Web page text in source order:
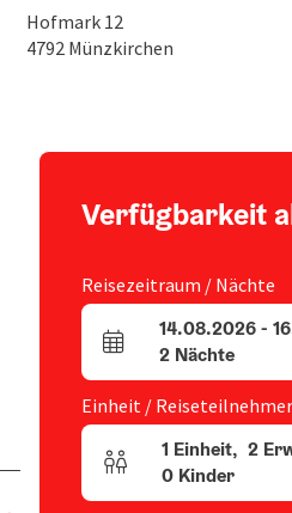
Hofmark 12
4792 Münzkirchen
Verfügbarkeit
Reisezeitraum / Nächte
An- und Abreisefelder
14.08.2026-
2 Nächte
Einheit / Reiseteilnehmer
Einheitenanzahl und
1 Einheit, 2
0 Kinder